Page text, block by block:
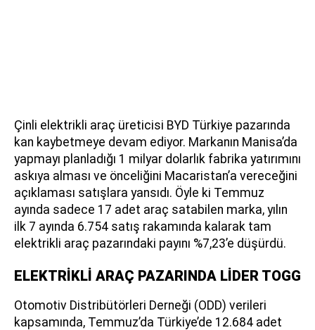
Çinli elektrikli araç üreticisi BYD Türkiye pazarında
kan kaybetmeye devam ediyor. Markanın Manisa’da
yapmayı planladığı 1 milyar dolarlık fabrika yatırımını
askıya alması ve önceliğini Macaristan’a vereceğini
açıklaması satışlara yansıdı. Öyle ki Temmuz
ayında sadece 17 adet araç satabilen marka, yılın
ilk 7 ayında 6.754 satış rakamında kalarak tam
elektrikli araç pazarındaki payını %7,23’e düşürdü.
ELEKTRİKLİ ARAÇ PAZARINDA LİDER TOGG
Otomotiv Distribütörleri Derneği (ODD) verileri
kapsamında, Temmuz’da Türkiye’de 12.684 adet